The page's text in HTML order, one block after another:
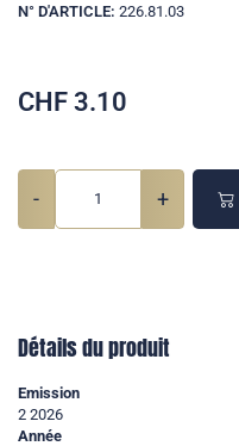
N° D'ARTICLE: 226.81.03
CHF 3.10
- +
Détails du produit
Emission
2 2026
Année